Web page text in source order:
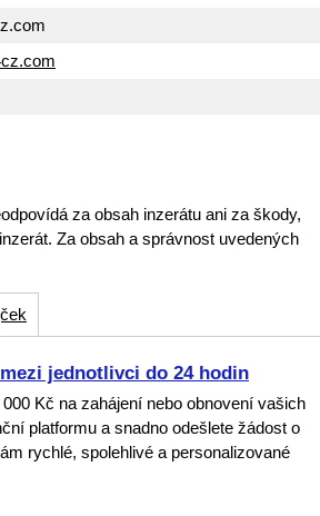
za obsah inzerátu ani za škody,
Za obsah a správnost uvedených
jednotlivci do 24 hodin
Kč na zahájení nebo obnovení vašich
platformu a snadno odešlete žádost o
rychlé, spolehlivé a personalizované